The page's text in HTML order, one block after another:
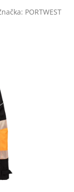
PORTWEST